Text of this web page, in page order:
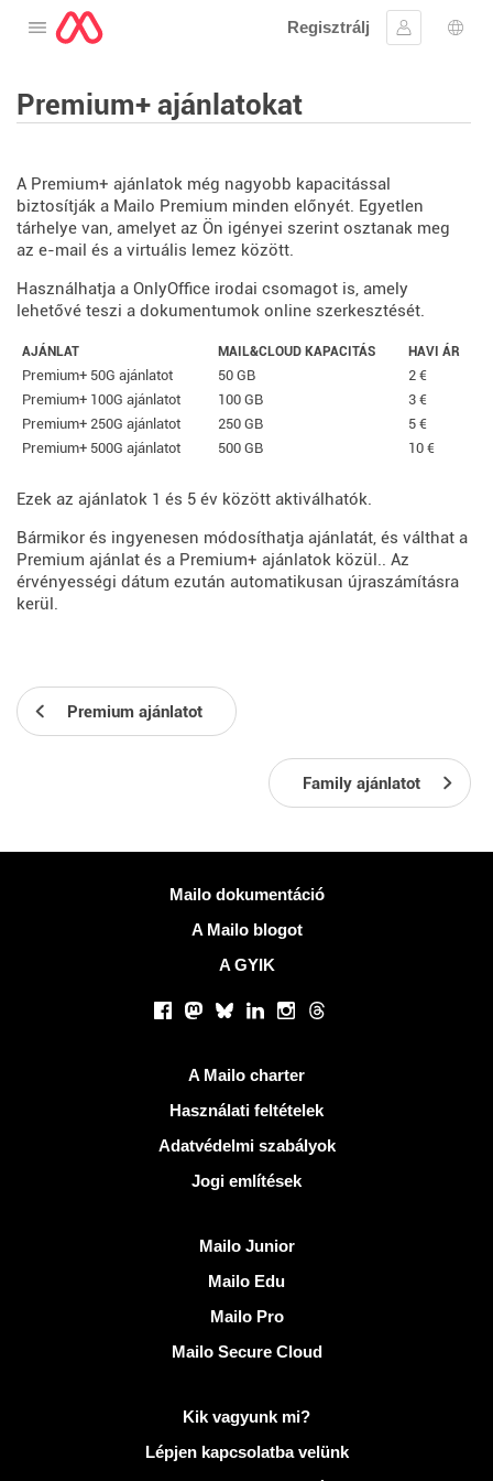
Nyissa meg a menüt
Regisztrálj
Premium+ ajánlatokat
A Premium+ ajánlatok még nagyobb kapacitással
biztosítják a Mailo Premium minden előnyét. Egyetlen
tárhelye van, amelyet az Ön igényei szerint osztanak meg
az e-mail és a virtuális lemez között.
Használhatja a OnlyOffice irodai csomagot is, amely
lehetővé teszi a dokumentumok online szerkesztését.
AJÁNLAT MAIL&CLOUD KAPACITÁS HAVI ÁR
Premium+ 50G ajánlatot 50 GB
2 €
Premium+ 100G ajánlatot
100 GB
3 €
Premium+ 250G ajánlatot
250 GB
5 €
Premium+ 500G ajánlatot
500 GB 10 €
Ezek az ajánlatok 1 és 5 év között aktiválhatók.
Bármikor és ingyenesen módosíthatja ajánlatát, és válthat a
Premium ajánlat és a Premium+ ajánlatok közül.. Az
érvényességi dátum ezután automatikusan újraszámításra
kerül.
Premium ajánlatot
Family ajánlatot
Mailo dokumentáció
A Mailo blogot
A GYIK
Facebook
Mastodon
BlueskyLinkedInInstagram
Threads
A Mailo charter
Használati feltételek
Adatvédelmi szabályok
Jogi említések
Mailo Junior
Mailo Edu
Mailo Pro
Mailo Secure Cloud
További információ: MailoKik vagyunk mi?
Lépjen kapcsolatba velünk